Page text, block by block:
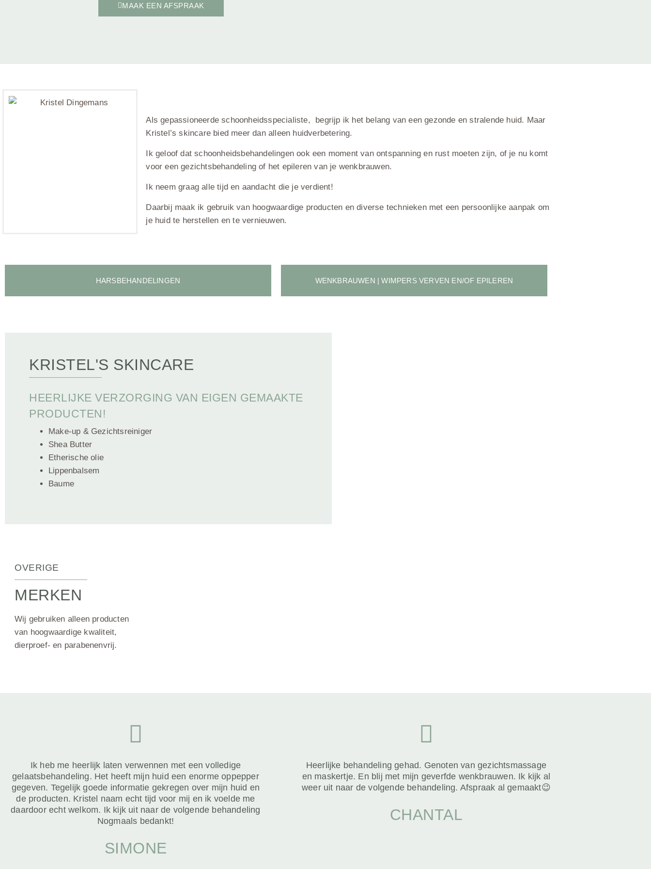
MAAK EEN AFSPRAAK
Als gepassioneerde schoonheidsspecialiste, begrijp ik het belang van een gezonde en stralende huid. Maar
Kristel’s skincare bied meer dan alleen huidverbetering.
Ik geloof dat schoonheidsbehandelingen ook een moment van ontspanning en rust moeten zijn, of je nu komt
voor een gezichtsbehandeling of het epileren van je wenkbrauwen.
Ik neem graag alle tijd en aandacht die je verdient!
Daarbij maak ik gebruik van hoogwaardige producten en diverse technieken met een persoonlijke aanpak om
je huid te herstellen en te vernieuwen.
HARSBEHANDELINGEN WENKBRAUWEN | WIMPERS VERVEN EN/OF EPILEREN
KRISTEL'S SKINCARE
HEERLIJKE VERZORGING VAN EIGEN GEMAAKTE
PRODUCTEN!
Make-up & Gezichtsreiniger
Shea Butter
Etherische olie
Lippenbalsem
Baume
OVERIGE
MERKEN
Wij gebruiken alleen producten
van hoogwaardige kwaliteit,
dierproef- en parabenenvrij.
Ik heb me heerlijk laten verwennen met een volledige
gelaatsbehandeling. Het heeft mijn huid een enorme oppepper
gegeven. Tegelijk goede informatie gekregen over mijn huid en
de producten. Kristel naam echt tijd voor mij en ik voelde me
daardoor echt welkom. Ik kijk uit naar de volgende behandeling
Nogmaals bedankt!
SIMONE
Heerlijke behandeling gehad. Genoten van gezichtsmassage
en maskertje. En blij met mijn geverfde wenkbrauwen. Ik kijk al
weer uit naar de volgende behandeling. Afspraak al gemaakt😉
CHANTAL